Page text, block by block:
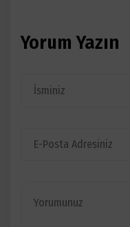
Yorum Yazın